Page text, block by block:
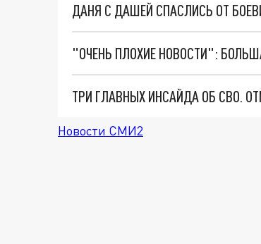
ДАНЯ С ДАШЕЙ СПАСЛИСЬ ОТ
Новости СМИ2